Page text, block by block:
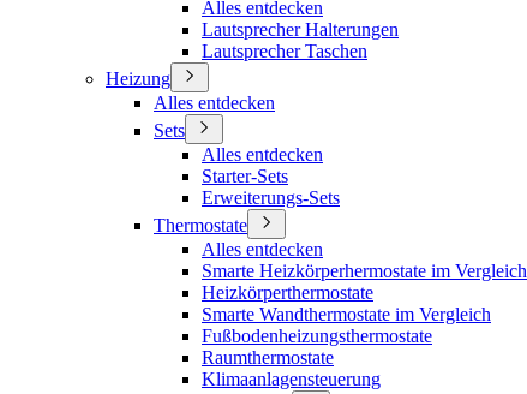
Alles entdecken
Lautsprecher Halterungen
Lautsprecher Taschen
Heizung
Alles entdecken
Sets
Alles entdecken
Starter-Sets
Erweiterungs-Sets
Thermostate
Alles entdecken
Smarte Heizkörperhermostate im Vergleich
Heizkörperthermostate
Smarte Wandthermostate im Vergleich
Fußbodenheizungsthermostate
Raumthermostate
Klimaanlagensteuerung